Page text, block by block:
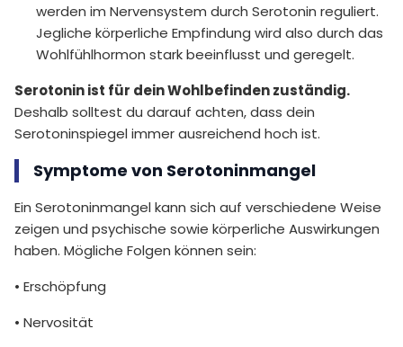
werden im Nervensystem durch Serotonin reguliert.
Jegliche körperliche Empfindung wird also durch das
Wohlfühlhormon stark beeinflusst und geregelt.
Serotonin ist für dein Wohlbefinden zuständig.
Deshalb solltest du darauf achten, dass dein
Serotoninspiegel immer ausreichend hoch ist.
Symptome von Serotoninmangel
Ein Serotoninmangel kann sich auf verschiedene Weise
zeigen und psychische sowie körperliche Auswirkungen
haben. Mögliche Folgen können sein:
• Erschöpfung
• Nervosität